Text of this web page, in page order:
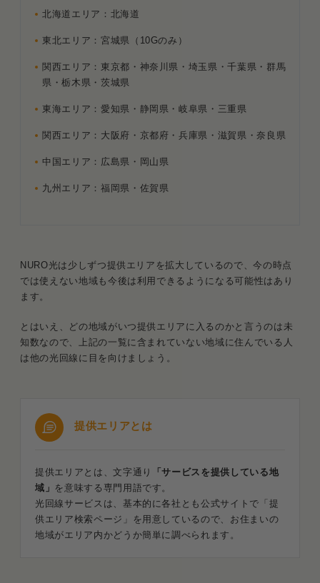
北海道エリア：北海道
東北エリア：宮城県（10Gのみ）
関西エリア：東京都・神奈川県・埼玉県・千葉県・群馬
県・栃木県・茨城県
東海エリア：愛知県・静岡県・岐阜県・三重県
関西エリア：大阪府・京都府・兵庫県・滋賀県・奈良県
中国エリア：広島県・岡山県
九州エリア：福岡県・佐賀県
NURO光は少しずつ提供エリアを拡大しているので、今の時点
では使えない地域も今後は利用できるようになる可能性はあり
ます。
とはいえ、どの地域がいつ提供エリアに入るのかと言うのは未
知数なので、上記の一覧に含まれていない地域に住んでいる人
は他の光回線に目を向けましょう。
提供エリアとは
提供エリアとは、文字通り
「サービスを提供している地
域」 を意味する専門用語です。
光回線サービスは、基本的に各社とも公式サイトで「提
供エリア検索ページ」を用意しているので、お住まいの
地域がエリア内かどうか簡単に調べられます。